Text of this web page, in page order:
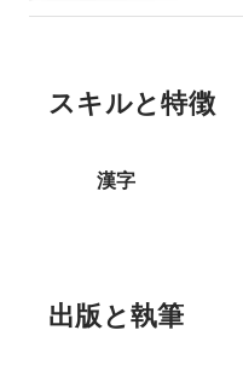
スキルと特徴
漢字
出版と執筆